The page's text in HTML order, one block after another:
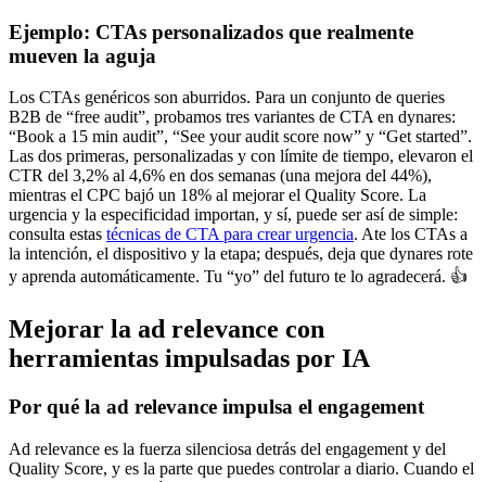
Ejemplo: CTAs personalizados que realmente
mueven la aguja
Los CTAs genéricos son aburridos. Para un conjunto de queries
B2B de “free audit”, probamos tres variantes de CTA en dynares:
“Book a 15 min audit”, “See your audit score now” y “Get started”.
Las dos primeras, personalizadas y con límite de tiempo, elevaron el
CTR del 3,2% al 4,6% en dos semanas (una mejora del 44%),
mientras el CPC bajó un 18% al mejorar el Quality Score. La
urgencia y la especificidad importan, y sí, puede ser así de simple:
consulta estas técnicas de CTA para crear urgencia. Ate los CTAs a
la intención, el dispositivo y la etapa; después, deja que dynares rote
y aprenda automáticamente. Tu “yo” del futuro te lo agradecerá. 👍
Mejorar la ad relevance con
herramientas impulsadas por IA
Por qué la ad relevance impulsa el engagement
Ad relevance es la fuerza silenciosa detrás del engagement y del
Quality Score, y es la parte que puedes controlar a diario. Cuando el